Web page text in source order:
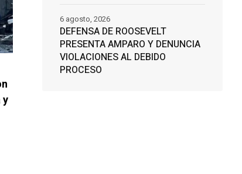
DEFENSA DE ROOSEVELT
PRESENTA AMPARO Y DENUNCIA
VIOLACIONES AL DEBIDO
PROCESO
6 agosto, 2026